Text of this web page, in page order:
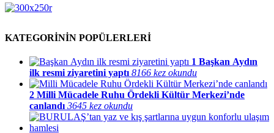
KATEGORİNİN POPÜLERLERİ
1 Başkan Aydın
ilk resmi ziyaretini yaptı 8166 kez okundu
2 Milli Mücadele Ruhu Ördekli Kültür Merkezi’nde
canlandı 3645 kez okundu